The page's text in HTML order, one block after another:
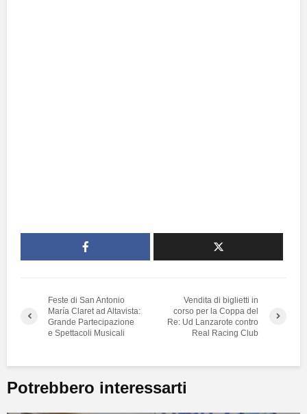
Feste di San Antonio
María Claret ad Altavista:
Grande Partecipazione
e Spettacoli Musicali
Vendita di biglietti in
corso per la Coppa del
Re: Ud Lanzarote contro
Real Racing Club
Potrebbero interessarti